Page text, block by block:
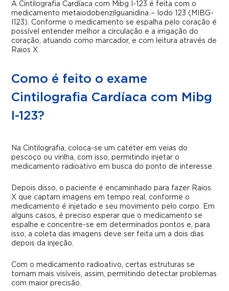
A Cintilografia Cardíaca com Mibg I-123 é feita com o
medicamento metaiodobenzilguanidina – Iodo 123 (MIBG-
I123). Conforme o medicamento se espalha pelo coração é
possível entender melhor a circulação e a irrigação do
coração, atuando como marcador, e com leitura através de
Raios X.
Como é feito o exame
Cintilografia Cardíaca com Mibg
I-123?
Na Cintilografia, coloca-se um catéter em veias do
pescoço ou virilha, com isso, permitindo injetar o
medicamento radioativo em busca do ponto de interesse.
Depois disso, o paciente é encaminhado para fazer Raios
X que captam imagens em tempo real, conforme o
medicamento é injetado e seu movimento pelo corpo. Em
alguns casos, é preciso esperar que o medicamento se
espalhe e concentre-se em determinados pontos e, para
isso, a coleta das imagens deve ser feita um a dois dias
depois da injeção.
Com o medicamento radioativo, certas estruturas se
tornam mais visíveis, assim, permitindo detectar problemas
com maior precisão.